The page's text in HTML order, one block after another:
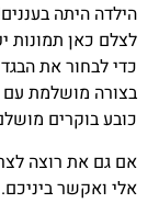
הילדה היתה
לצלם כאן תמונות
כדי לבחור את
בצורה מושלמת עם
כובע בוקרים
אם גם את רוצה
אלי ואקשר ביניכם.